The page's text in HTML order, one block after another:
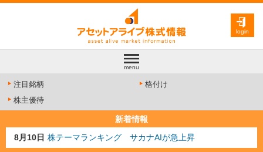
login
menu
注目銘柄
格付け
株主優待
新着情報
8月10日 株テーマランキング サカナAIが急上昇
8月9日 資源注目株 8月9日更新